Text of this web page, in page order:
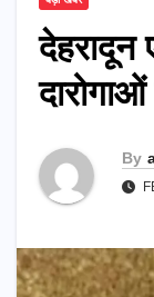
देहरादून
By